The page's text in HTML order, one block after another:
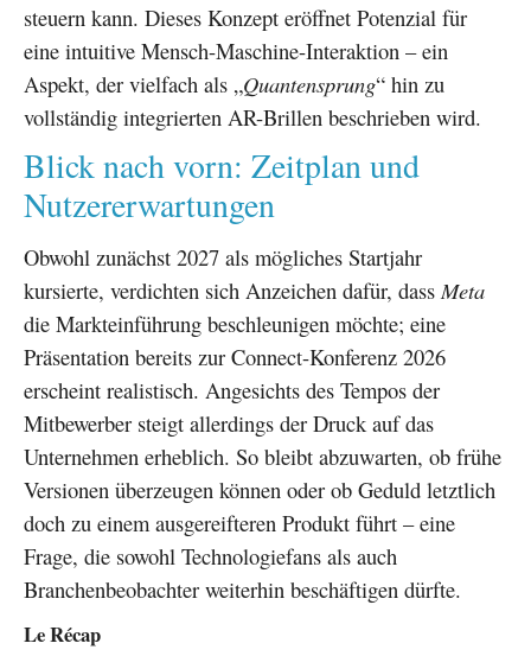
steuern kann. Dieses Konzept eröffnet Potenzial für
eine intuitive Mensch-Maschine-Interaktion – ein
Aspekt, der vielfach als „Quantensprung“ hin zu
vollständig integrierten AR-Brillen beschrieben wird.
Blick nach vorn: Zeitplan und
Nutzererwartungen
Obwohl zunächst 2027 als mögliches Startjahr
kursierte, verdichten sich Anzeichen dafür, dass Meta
die Markteinführung beschleunigen möchte; eine
Präsentation bereits zur Connect-Konferenz 2026
erscheint realistisch. Angesichts des Tempos der
Mitbewerber steigt allerdings der Druck auf das
Unternehmen erheblich. So bleibt abzuwarten, ob frühe
Versionen überzeugen können oder ob Geduld letztlich
doch zu einem ausgereifteren Produkt führt – eine
Frage, die sowohl Technologiefans als auch
Branchenbeobachter weiterhin beschäftigen dürfte.
Le Récap